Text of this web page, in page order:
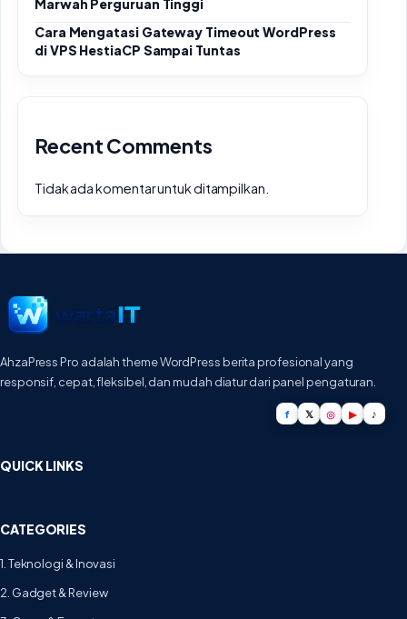
Marwah Perguruan Tinggi
Cara Mengatasi Gateway Timeout WordPress
di VPS HestiaCP Sampai Tuntas
Recent Comments
Tidak ada komentar untuk ditampilkan.
AhzaPress Pro adalah theme WordPress berita profesional yang
responsif, cepat, fleksibel, dan mudah diatur dari panel pengaturan.
f 𝕏 ◎ ▶ ♪
QUICK LINKS
CATEGORIES
1. Teknologi & Inovasi
2. Gadget & Review